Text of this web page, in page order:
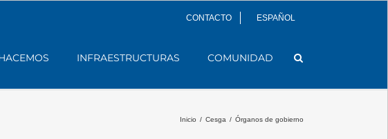
CONTACTO ESPAÑOL
INFRAESTRUCTURAS COMUNIDAD
Inicio / Cesga / Órganos de gobierno